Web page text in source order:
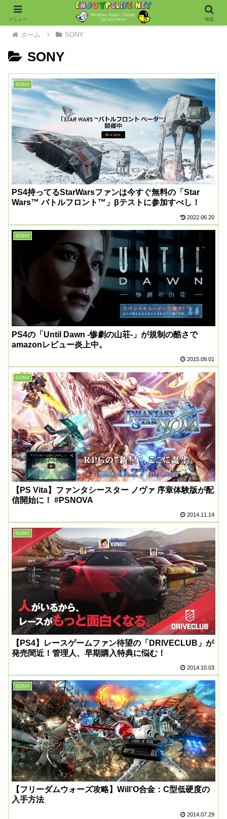
ホーム SONY
SONY
SONY
PS4持ってるStarWarsファンは今すぐ無料の「Star
Wars™ バトルフロント™」βテストに参加すべし！
2022.06.20
SONY
PS4の「Until Dawn -惨劇の山荘-」が規制の酷さで
amazonレビュー炎上中。
2015.09.01
SONY
【PS Vita】ファンタシースター ノヴァ 序章体験版が配
信開始に！ #PSNOVA
2014.11.14
SONY
【PS4】レースゲームファン待望の「DRIVECLUB」が
発売間近！管理人、早期購入特典に悩む！
2014.10.03
SONY
【フリーダムウォーズ攻略】Will’O合金：C型低硬度の
入手方法
2014.07.29
メニュー 検索